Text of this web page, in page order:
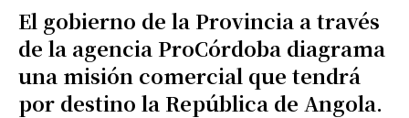
El gobierno de la Provincia a través
de la agencia ProCórdoba diagrama
una misión comercial que tendrá
por destino la República de Angola.